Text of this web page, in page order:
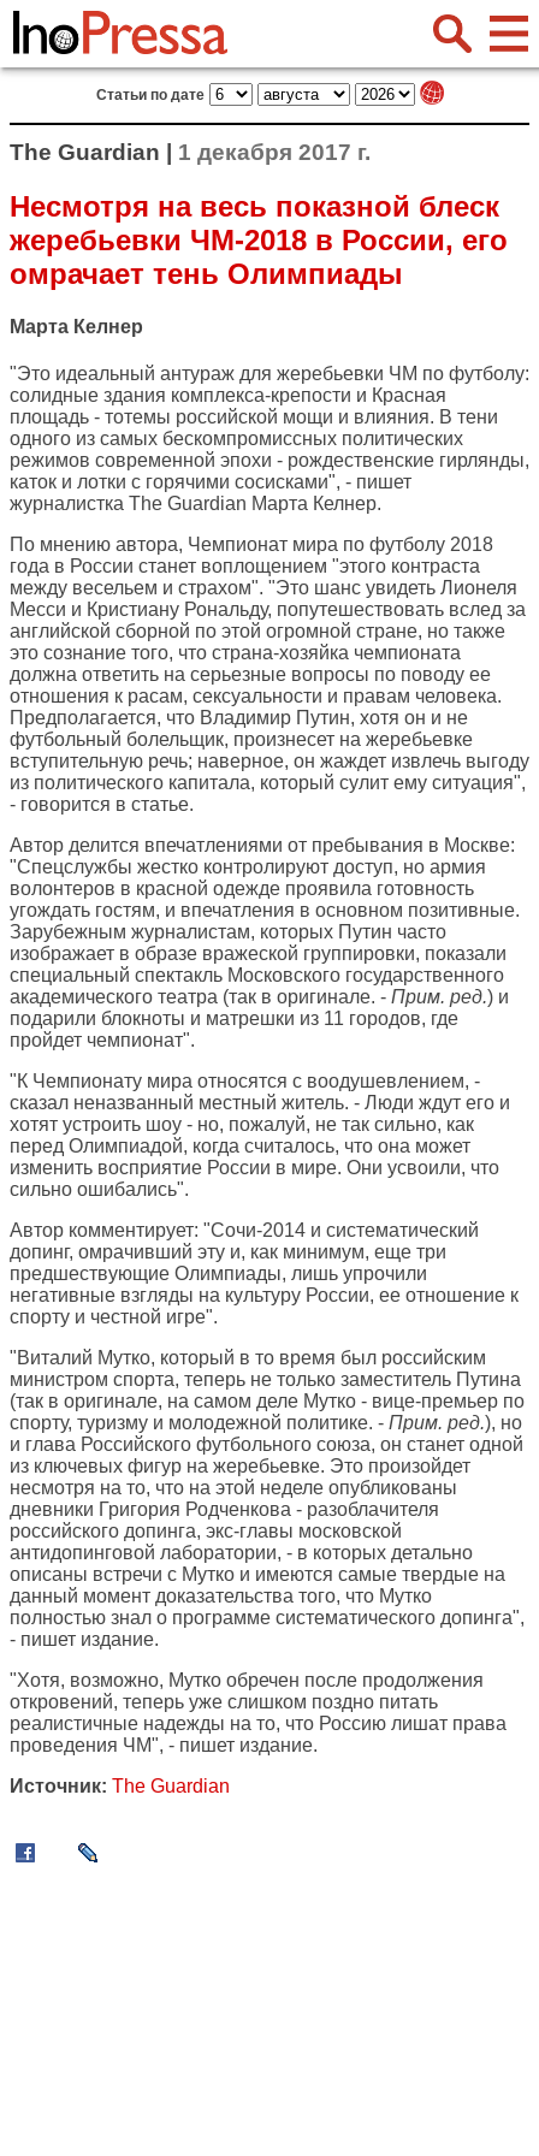
Статьи по дате
The Guardian | 1 декабря 2017 г.
Несмотря на весь показной блеск
жеребьевки ЧМ-2018 в России, его
омрачает тень Олимпиады
Марта Келнер
"Это идеальный антураж для жеребьевки ЧМ по футболу:
солидные здания комплекса-крепости и Красная
площадь - тотемы российской мощи и влияния. В тени
одного из самых бескомпромиссных политических
режимов современной эпохи - рождественские гирлянды,
каток и лотки с горячими сосисками", - пишет
журналистка The Guardian Марта Келнер.
По мнению автора, Чемпионат мира по футболу 2018
года в России станет воплощением "этого контраста
между весельем и страхом". "Это шанс увидеть Лионеля
Месси и Кристиану Рональду, попутешествовать вслед за
английской сборной по этой огромной стране, но также
это сознание того, что страна-хозяйка чемпионата
должна ответить на серьезные вопросы по поводу ее
отношения к расам, сексуальности и правам человека.
Предполагается, что Владимир Путин, хотя он и не
футбольный болельщик, произнесет на жеребьевке
вступительную речь; наверное, он жаждет извлечь выгоду
из политического капитала, который сулит ему ситуация",
- говорится в статье.
Автор делится впечатлениями от пребывания в Москве:
"Спецслужбы жестко контролируют доступ, но армия
волонтеров в красной одежде проявила готовность
угождать гостям, и впечатления в основном позитивные.
Зарубежным журналистам, которых Путин часто
изображает в образе вражеской группировки, показали
специальный спектакль Московского государственного
академического театра (так в оригинале. - Прим. ред.) и
подарили блокноты и матрешки из 11 городов, где
пройдет чемпионат".
"К Чемпионату мира относятся с воодушевлением, -
сказал неназванный местный житель. - Люди ждут его и
хотят устроить шоу - но, пожалуй, не так сильно, как
перед Олимпиадой, когда считалось, что она может
изменить восприятие России в мире. Они усвоили, что
сильно ошибались".
Автор комментирует: "Сочи-2014 и систематический
допинг, омрачивший эту и, как минимум, еще три
предшествующие Олимпиады, лишь упрочили
негативные взгляды на культуру России, ее отношение к
спорту и честной игре".
"Виталий Мутко, который в то время был российским
министром спорта, теперь не только заместитель Путина
(так в оригинале, на самом деле Мутко - вице-премьер по
спорту, туризму и молодежной политике. - Прим. ред.), но
и глава Российского футбольного союза, он станет одной
из ключевых фигур на жеребьевке. Это произойдет
несмотря на то, что на этой неделе опубликованы
дневники Григория Родченкова - разоблачителя
российского допинга, экс-главы московской
антидопинговой лаборатории, - в которых детально
описаны встречи с Мутко и имеются самые твердые на
данный момент доказательства того, что Мутко
полностью знал о программе систематического допинга",
- пишет издание.
"Хотя, возможно, Мутко обречен после продолжения
откровений, теперь уже слишком поздно питать
реалистичные надежды на то, что Россию лишат права
проведения ЧМ", - пишет издание.
Источник: The Guardian